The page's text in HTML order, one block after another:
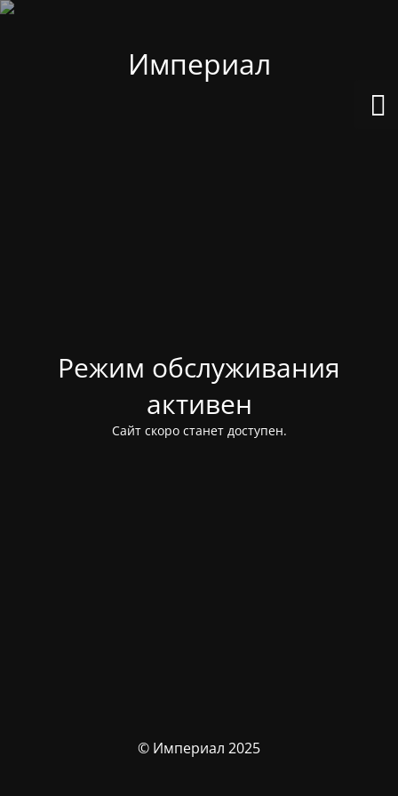
Империал
Режим обслуживания
активен
Сайт скоро станет доступен.
© Империал 2025